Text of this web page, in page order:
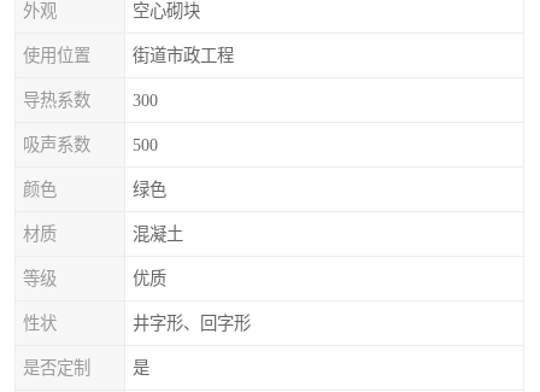
外观 空心砌块
使用位置 街道市政工程
导热系数 300
吸声系数 500
颜色 绿色
材质 混凝土
等级 优质
性状 井字形、回字形
是否定制 是